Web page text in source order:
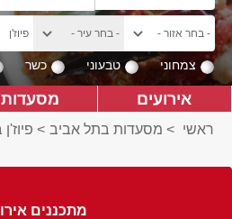
צמחוני טבעוני כשר
אירועים מסעדות
ראשי > מסעדות בתל אביב >
מתכננים